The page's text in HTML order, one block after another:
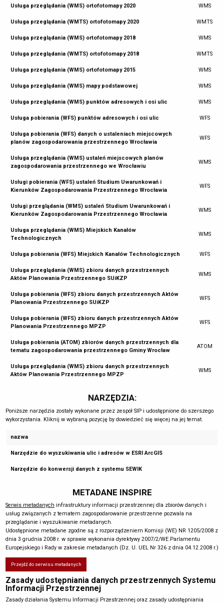
Usługa przeglądania (WMS) ortofotomapy 2020 WMS
Usługa przeglądania (WMTS) ortofotomapy 2020 WMTS
Usługa przeglądania (WMS) ortofotomapy 2018 WMS
Usługa przeglądania (WMTS) ortofotomapy 2018 WMTS
Usługa przeglądania (WMS) ortofotomapy 2015 WMS
Usługa przeglądania (WMS) mapy podstawowej WMS
Usługa przeglądania (WMS) punktów adresowych i osi ulic WMS
Usługa pobierania (WFS) punktów adresowych i osi ulic WFS
Usługa pobierania (WFS) danych o ustaleniach miejscowych
planów zagospodarowania przestrzennego Wrocławia
WFS
Usługa przeglądania (WMS) ustaleń miejscowych planów
zagospodarowania przestrzennego we Wrocławiu
WMS
Usługi pobierania (WFS) ustaleń Studium Uwarunkowań i
Kierunków Zagospodarowania Przestrzennego Wrocławia
WFS
Usługi przeglądania (WMS) ustaleń Studium Uwarunkowań i
Kierunków Zagospodarowania Przestrzennego Wrocławia
WMS
Usługa przeglądania (WMS) Miejskich Kanałów
Technologicznych
WMS
Usługa pobierania (WFS) Miejskich Kanałów Technologicznych WFS
Usługa przeglądania (WMS) zbioru danych przestrzennych
Aktów Planowania Przestrzennego SUiKZP
WMS
Usługa pobierania (WFS) zbioru danych przestrzennych Aktów
Planowania Przestrzennego SUiKZP
WFS
Usługa pobierania (WFS) zbioru danych przestrzennych Aktów
Planowania Przestrzennego MPZP
WFS
Usługa pobierania (ATOM) zbiorów danych przestrzennych dla
tematu zagospodarowania przestrzennego Gminy Wrocław
ATOM
Usługa przeglądania (WMS) zbioru danych przestrzennych
Aktów Planowania Przestrzennego MPZP
WMS
NARZĘDZIA:
Poniższe narzędzia zostały wykonane przez zespół SIP i udostępnione do szerszego
wykorzystania. Kliknij w wybraną pozycję by dowiedzieć się więcej na jej temat.
nazwa
Narzędzie do wyszukiwania ulic i adresów w ESRI ArcGIS
Narzędzie do konwersji danych z systemu SEWIK
METADANE INSPIRE
Serwis metadanych infrastruktury informacji przestrzennej dla zbiorów danych i
usług związanych z tematem zagospodarowanie przestrzenne pozwala na
przeglądanie i wyszukiwanie metadanych.
Udostępnione metadane zgodne są z rozporządzeniem Komisji (WE) NR 1205/2008 z
dnia 3 grudnia 2008 r. w sprawie wykonania dyrektywy 2007/2/WE Parlamentu
Europejskiego i Rady w zakresie metadanych (Dz. U. UEL Nr 326 z dnia 04.12.2008 r.)
Przejdź do serwisu metadanych
Zasady udostępniania danych przestrzennych Systemu
Informacji Przestrzennej
Zasady działania Systemu Informacji Przestrzennej oraz zasady udostępniania